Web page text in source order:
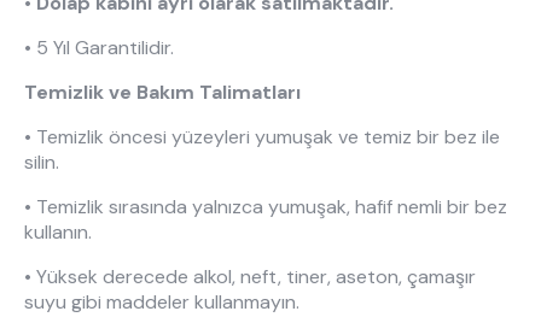
• 5 Yıl Garantilidir.
Temizlik ve Bakım Talimatları
• Temizlik öncesi yüzeyleri yumuşak ve temiz bir bez ile
silin.
• Temizlik sırasında yalnızca yumuşak, hafif nemli bir bez
kullanın.
• Yüksek derecede alkol, neft, tiner, aseton, çamaşır
suyu gibi maddeler kullanmayın.